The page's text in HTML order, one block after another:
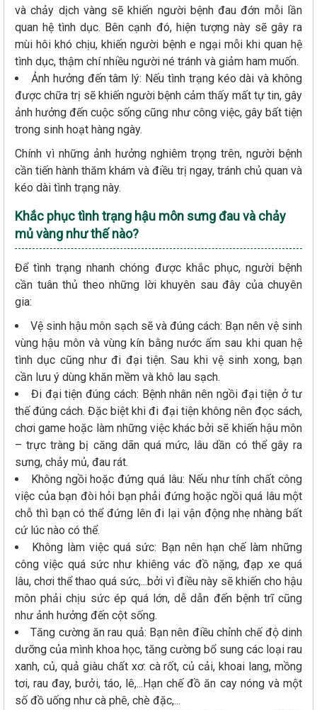
và chảy dịch vàng sẽ khiến người bệnh đau đớn mỗi lần
quan hệ tình dục. Bên cạnh đó, hiện tượng này sẽ gây ra
mùi hôi khó chịu, khiến người bệnh e ngại mỗi khi quan hệ
tình dục, thậm chí nhiều người né tránh và giảm ham muốn.
Ảnh hưởng đến tâm lý: Nếu tình trạng kéo dài và không
được chữa trị sẽ khiến người bệnh cảm thấy mất tự tin, gây
ảnh hưởng đến cuộc sống cũng như công việc, gây bất tiện
trong sinh hoạt hàng ngày.
Chính vì những ảnh hưởng nghiêm trọng trên, người bệnh
cần tiến hành thăm khám và điều trị ngay, tránh chủ quan và
kéo dài tình trạng này.
Khắc phục tình trạng hậu môn sưng đau và chảy
mủ vàng như thế nào?
Để tình trạng nhanh chóng được khắc phục, người bệnh
cần tuân thủ theo những lời khuyên sau đây của chuyên
gia:
Vệ sinh hậu môn sạch sẽ và đúng cách: Bạn nên vệ sinh
vùng hậu môn và vùng kín bằng nước ấm sau khi quan hệ
tình dục cũng như đi đại tiện. Sau khi vệ sinh xong, bạn
cần lưu ý dùng khăn mềm và khô lau sạch.
Đi đại tiện đúng cách: Bệnh nhân nên ngồi đại tiện ở tư
thế đúng cách. Đặc biệt khi đi đại tiện không nên đọc sách,
chơi game hoặc làm những việc khác bởi sẽ khiến hậu môn
– trực tràng bị căng dãn quá mức, lâu dần có thể gây ra
sưng, chảy mủ, đau rát.
Không ngồi hoặc đứng quá lâu: Nếu như tính chất công
việc của bạn đòi hỏi bạn phải đứng hoặc ngồi quá lâu một
chỗ thì bạn có thể đứng lên đi lại vận động nhẹ nhàng bất
cứ lúc nào có thể.
Không làm việc quá sức: Bạn nên hạn chế làm những
công việc quá sức như khiêng vác đồ nặng, đạp xe quá
lâu, chơi thể thao quá sức,...bởi vì điều này sẽ khiến cho hậu
môn phải chịu sức ép quá lớn, dễ dẫn đến bệnh trĩ cũng
như ảnh hưởng đến cột sống.
Tăng cường ăn rau quả: Bạn nên điều chỉnh chế độ dinh
dưỡng của mình khoa học, tăng cường bổ sung các loại rau
xanh, củ, quả giàu chất xơ: cà rốt, củ cải, khoai lang, mồng
tơi, rau đay, bưởi, táo, lê,...Hạn chế đồ ăn cay nóng và một
số đồ uống như cà phê, chè đặc,...